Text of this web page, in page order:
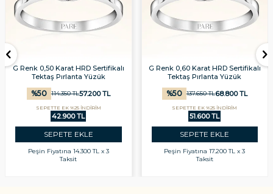
G Renk 0,50 Karat HRD Sertifikalı
Tektaş Pırlanta Yüzük
%50 114.350TL57.200TL
SEPETTE EK %25 İNDİRİM
42.900 TL
SEPETE EKLE
Peşin Fiyatına 14.300 TL x 3
Taksit
G Renk 0,60 Karat HRD Sertifikalı
Tektaş Pırlanta Yüzük
%50 137.650TL68.800TL
SEPETTE EK %25 İNDİRİM
51.600 TL
SEPETE EKLE
Peşin Fiyatına17.200 TL x 3
Taksit